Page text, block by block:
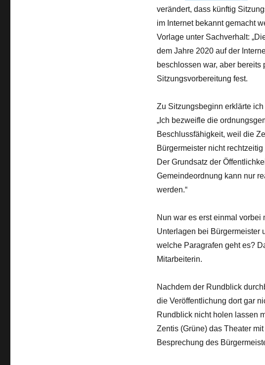
verändert, dass künftig
im Internet bekannt gemacht
Vorlage unter Sachverhalt:
dem Jahre 2020 auf der
beschlossen war, aber
Sitzungsvorbereitung fest.
Zu Sitzungsbeginn erklärte
„Ich bezweifle die
Beschlussfähigkeit, weil die
Bürgermeister nicht
Der Grundsatz der
Gemeindeordnung kann nur
werden.“
Nun war es erst einmal vorbei
Unterlagen bei Bürgermeister
welche Paragrafen geht es?
Mitarbeiterin.
Nachdem der Rundblick
die Veröffentlichung dort gar
Rundblick nicht holen lassen
Zentis (Grüne) das Theater
Besprechung des